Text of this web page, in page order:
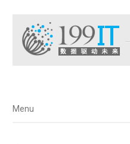
菜单
Menu